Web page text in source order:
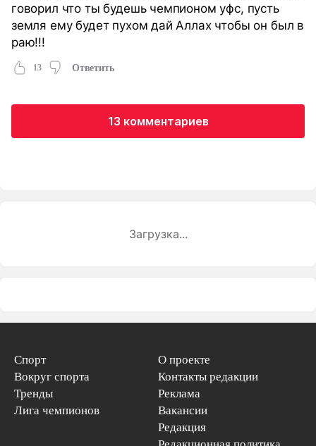
говорил что ты будешь чемпионом уфс, пусть
земля ему будет пухом дай Аллах чтобы он был в
раю!!!
13 Ответить
13 комментариев
Загрузка...
Спорт
Вокруг спорта
Тренды
Лига чемпионов
О проекте
Контакты редакции
Реклама
Вакансии
Редакция